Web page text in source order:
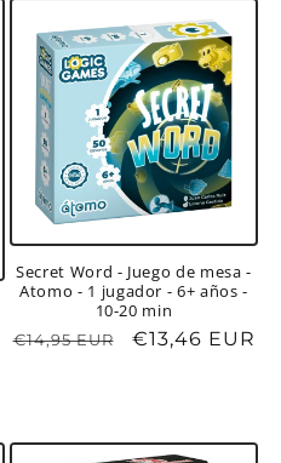
Secret Word - Juego de mesa -
Atomo - 1 jugador - 6+ años -
10-20 min
Precio
€14,95 EUR
Precio
€13,46 EUR